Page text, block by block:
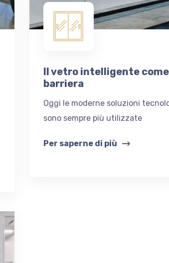
Il vetro intelligente come
barriera
Oggi le moderne soluzioni
sono sempre più utilizzate
Per saperne di più